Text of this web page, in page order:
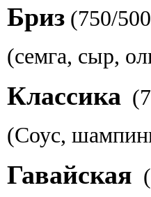
Бриз (750/
(семга, сыр,
Классика
(Соус,
Гавайская